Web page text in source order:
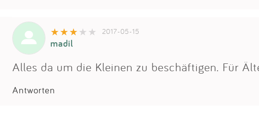
2017-05-15
madil
Alles da um die Kleinen zu beschäftigen. Für
Antworten